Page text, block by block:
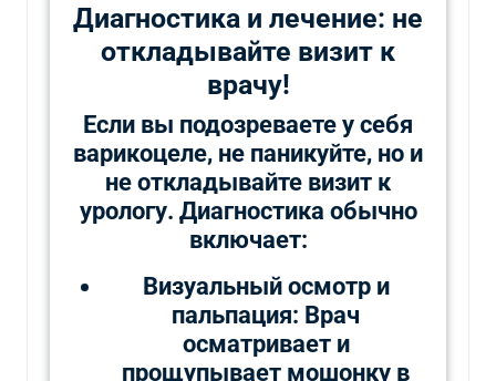
Диагностика и лечение: не
откладывайте визит к
врачу!
Если вы подозреваете у себя
варикоцеле, не паникуйте, но и
не откладывайте визит к
урологу. Диагностика обычно
включает:
Визуальный осмотр и
пальпация: Врач
осматривает и
прощупывает мошонку в